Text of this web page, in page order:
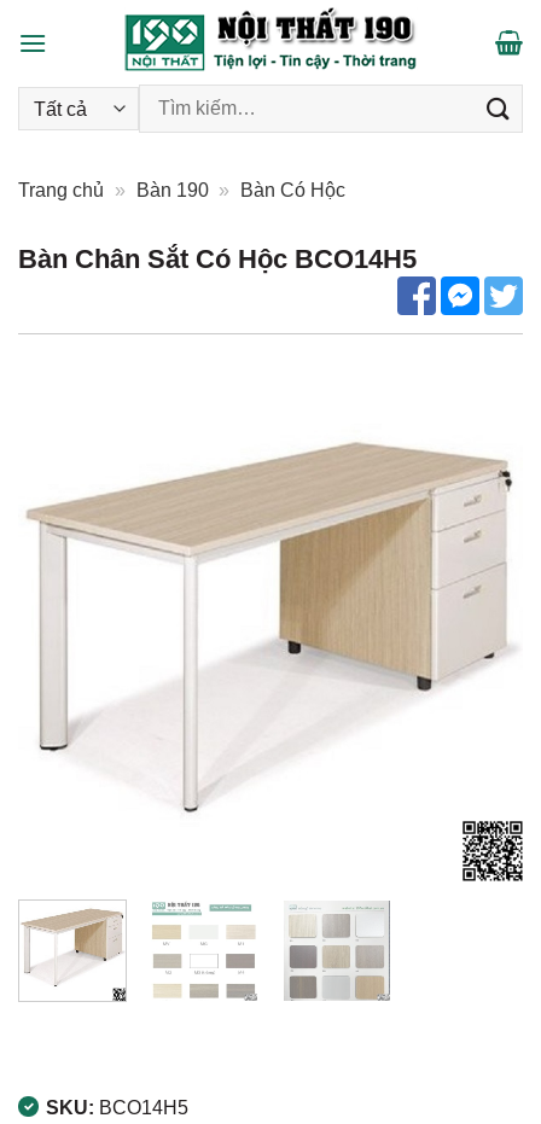
Tìm kiếm:
Trang chủ » Bàn 190 » Bàn Có Hộc
Bàn Chân Sắt Có Hộc BCO14H5
SKU: BCO14H5